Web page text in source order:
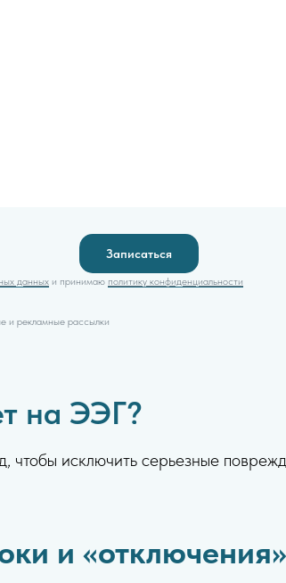
Записаться
данных и принимаю политику конфиденциальности
и рекламные рассылки
на ЭЭГ?
чтобы исключить серьезные
и